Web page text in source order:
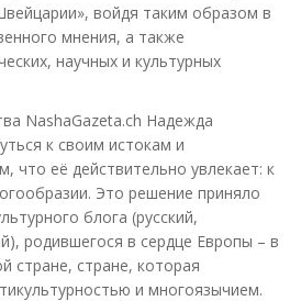
войдя таким образом в
мнения, а также
научных и культурных
NashaGazeta.ch Надежда
к своим истокам и
что её действительно увлекает: к
Это решение приняло
блога (русский,
родившегося в сердце Европы – в
стране, стране, которая
и многоязычием.